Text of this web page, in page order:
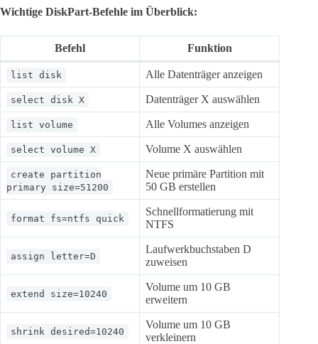
Wichtige DiskPart-Befehle im Überblick:
Befehl Funktion
list disk Alle Datenträger anzeigen
select disk X Datenträger X auswählen
list volume Alle Volumes anzeigen
select volume X Volume X auswählen
create partition
primary size=51200
Neue primäre Partition mit
50 GB erstellen
format fs=ntfs quick
Schnellformatierung mit
NTFS
assign letter=D
Laufwerkbuchstaben D
zuweisen
extend size=10240
Volume um 10 GB
erweitern
shrink desired=10240
Volume um 10 GB
verkleinern